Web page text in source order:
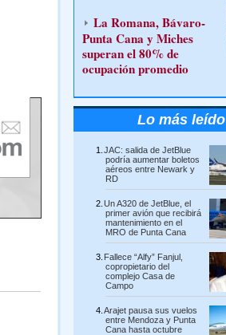
La Romana, Bávaro-
Punta Cana y Miches
superan el 80% de
ocupación promedio
Lo más leído
JAC: salida de JetBlue
podría aumentar boletos
aéreos entre Newark y
RD
Un A320 de JetBlue, el
primer avión que recibirá
mantenimiento en el
MRO de Punta Cana
Fallece “Alfy” Fanjul,
copropietario del
complejo Casa de
Campo
Arajet pausa sus vuelos
entre Mendoza y Punta
Cana hasta octubre